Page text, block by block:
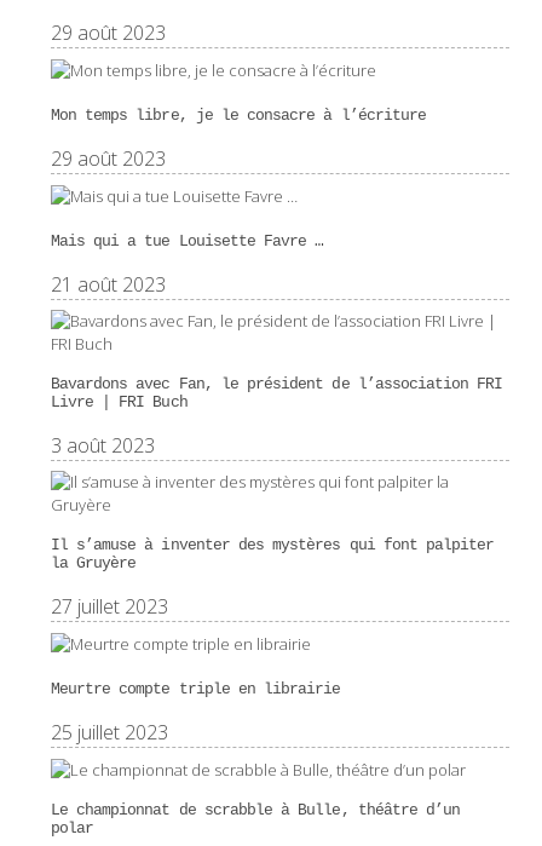
29 août 2023
Mon temps libre, je le consacre à l’écriture
29 août 2023
Mais qui a tue Louisette Favre …
21 août 2023
Bavardons avec Fan, le président de l’association FRI
Livre | FRI Buch
3 août 2023
Il s’amuse à inventer des mystères qui font palpiter
la Gruyère
27 juillet 2023
Meurtre compte triple en librairie
25 juillet 2023
Le championnat de scrabble à Bulle, théâtre d’un
polar